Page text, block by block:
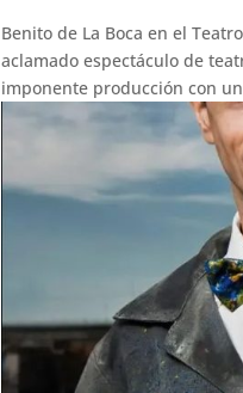
Benito de La Boca en el
aclamado espectáculo de
imponente producción con